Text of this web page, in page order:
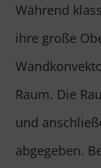
Während
ihre große
Raum. Die
und
abgegeben.